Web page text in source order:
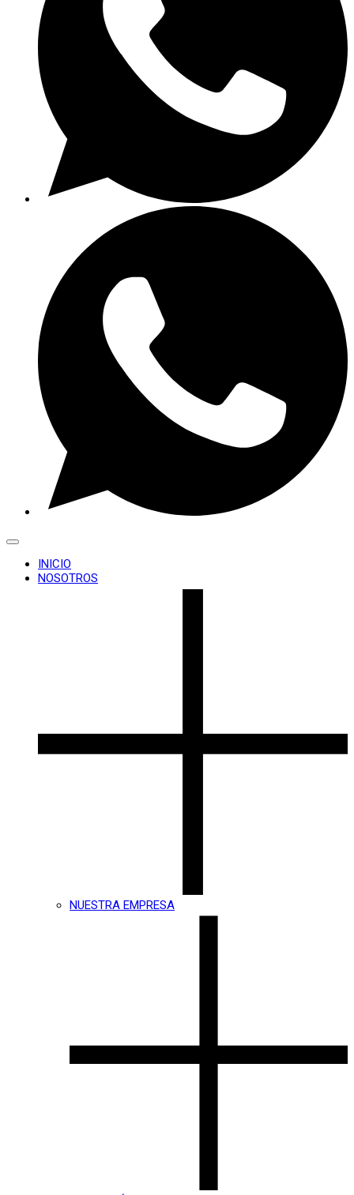
INICIO
NOSOTROS
NUESTRA EMPRESA